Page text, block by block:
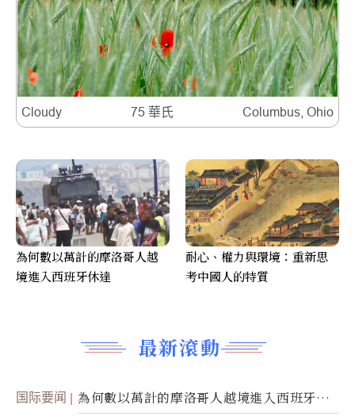
Cloudy 75 華氏 Columbus, Ohio
最新滾動
国际要闻
為何數以萬計的摩洛哥人越境進入西班牙休
為何數以萬計的摩洛哥人越
境進入西班牙休達
耐心、權力與環境：重新思
考中國人的特質